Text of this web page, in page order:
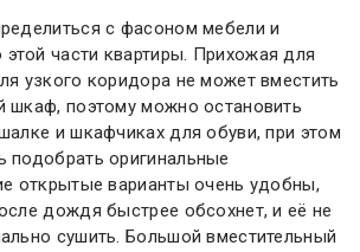
с фасоном мебели и
части квартиры. Прихожая для
узкого коридора не может вместить
шкаф, поэтому можно остановить
и шкафчиках для обуви, при этом
подобрать оригинальные
открытые варианты очень удобны,
дождя быстрее обсохнет, и её не
сушить. Большой вместительный